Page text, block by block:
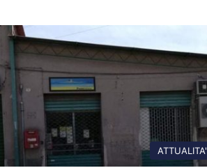
ATTUALITA'